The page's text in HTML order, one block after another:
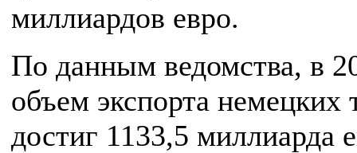
миллиардов евро.
По данным ведомства, в
объем экспорта немецких
достиг 1133,5 миллиарда